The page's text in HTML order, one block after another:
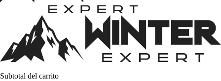
Subtotal del carrito